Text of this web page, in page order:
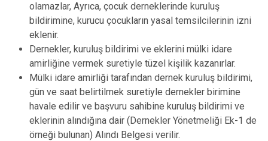
olamazlar, Ayrıca, çocuk derneklerinde kuruluş
bildirimine, kurucu çocukların yasal temsilcilerinin izni
eklenir.
Dernekler, kuruluş bildirimi ve eklerini mülki idare
amirliğine vermek suretiyle tüzel kişilik kazanırlar.
Mülki idare amirliği tarafından dernek kuruluş bildirimi,
gün ve saat belirtilmek suretiyle dernekler birimine
havale edilir ve başvuru sahibine kuruluş bildirimi ve
eklerinin alındığına dair (Dernekler Yönetmeliği Ek-1 de
örneği bulunan) Alındı Belgesi verilir.